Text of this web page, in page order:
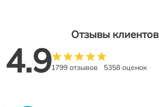
Отзывы клиентов
4.91799 отзывов 5358 оценок